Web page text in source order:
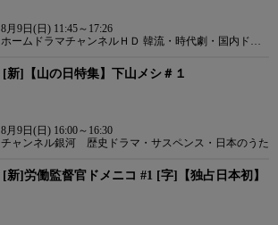
8月9日(日) 11:45～17:26
ホームドラマチャンネルＨＤ 韓流・時代劇・国内ドラ
[新]【山の日特集】下山メシ＃１
8月9日(日) 16:00～16:30
チャンネル銀河 歴史ドラマ・サスペンス・日本のうた
[新]労働監督官ドメニコ #1 [字]【独占日本初】